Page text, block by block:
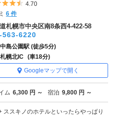
5つ星のうち4.5
4.70
6 件
札幌市中央区南8条西4-422-58
563-6220
中島公園駅 (徒歩5分)
札幌北IC (車18分)
Googleマップで開く
ム 6,300 円 ～ 宿泊 9,800 円 ～
ススキノのホテルといったらやっぱり